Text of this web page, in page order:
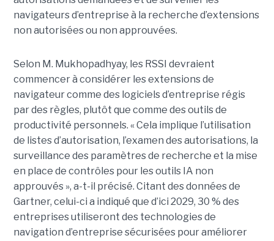
navigateurs d’entreprise à la recherche d’extensions
non autorisées ou non approuvées.
Selon M. Mukhopadhyay, les RSSI devraient
commencer à considérer les extensions de
navigateur comme des logiciels d’entreprise régis
par des règles, plutôt que comme des outils de
productivité personnels. « Cela implique l’utilisation
de listes d’autorisation, l’examen des autorisations, la
surveillance des paramètres de recherche et la mise
en place de contrôles pour les outils IA non
approuvés », a-t-il précisé. Citant des données de
Gartner, celui-ci a indiqué que d’ici 2029, 30 % des
entreprises utiliseront des technologies de
navigation d’entreprise sécurisées pour améliorer